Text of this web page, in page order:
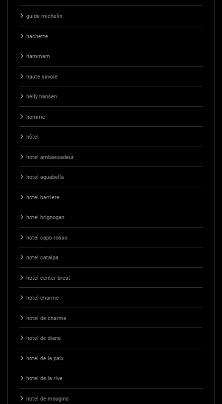
guide michelin
hachette
hammam
haute savoie
helly hansen
homme
hôtel
hotel ambassadeur
hotel aquabella
hotel barriere
hotel brignogan
hotel capo rosso
hotel catalpa
hotel center brest
hotel charme
hotel de charme
hotel de diane
hotel de la paix
hotel de la rive
hotel de mougins